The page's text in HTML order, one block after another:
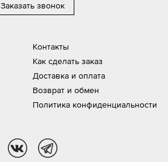
Контакты
Как сделать заказ
Доставка и оплата
Возврат и обмен
Политика конфиденциальности
Заказать звонок